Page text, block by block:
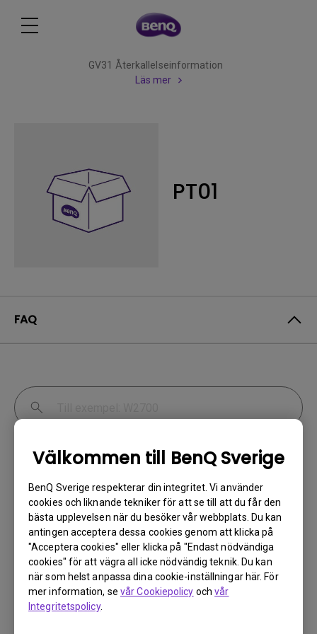
Välkommen till BenQ Sverige
BenQ Sverige respekterar din integritet. Vi använder
cookies och liknande tekniker för att se till att du får den
bästa upplevelsen när du besöker vår webbplats. Du kan
antingen acceptera dessa cookies genom att klicka på
"Acceptera cookies" eller klicka på "Endast nödvändiga
cookies" för att vägra all icke nödvändig teknik. Du kan
när som helst anpassa dina cookie-inställningar här. För
mer information, se vår Cookiepolicy ochvår
Integritetspolicy.
GV31 Återkallelseinformation
Läs mer
PT01
FAQ
Visa Inställning Externa enheter
Färgdjupet i OSD-menyn är felaktigt, hur
kan jag åtgärda detta?
Jag kan inte använda fjärrkontrollen till